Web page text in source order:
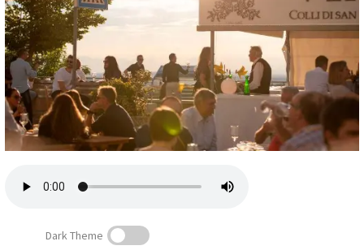
Zadruga PD
Naročnine
Dark Theme